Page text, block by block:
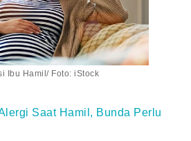
Ibu Hamil/ Foto: iStock
Saat Hamil, Bunda Perlu